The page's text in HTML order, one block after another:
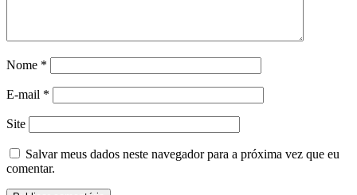
Nome *
E-mail *
Site
Salvar meus dados neste navegador para a próxima vez que eu
comentar.